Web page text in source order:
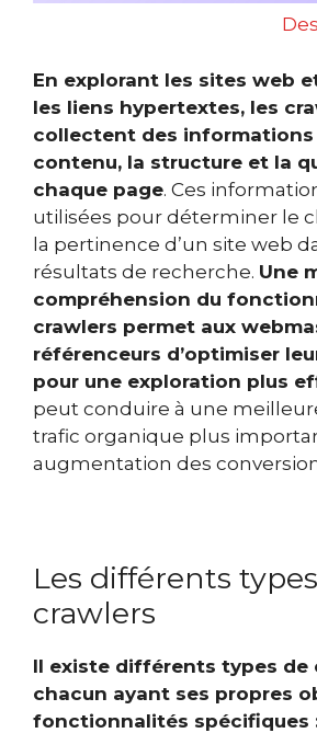
En explorant les sites web
les liens hypertextes, les
collectent des informations
contenu, la structure et la
chaque page. Ces
utilisées pour déterminer le
la pertinence d’un site web
résultats de recherche. Une
compréhension du
crawlers permet aux
référenceurs d’optimiser
pour une exploration plus
peut conduire à une
trafic organique plus
augmentation des
Les différents
crawlers
Il existe différents types de
chacun ayant ses propres
fonctionnalités spécifiques